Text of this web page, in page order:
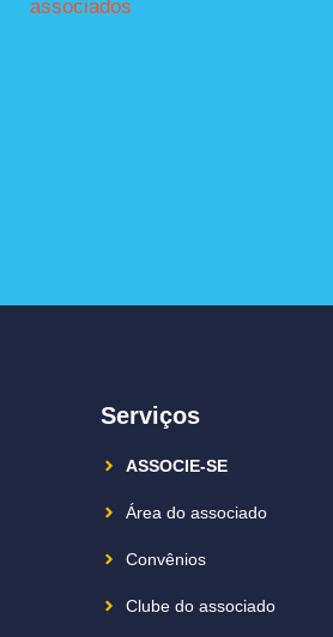
associados
Serviços
ASSOCIE-SE
Área do associado
Convênios
Clube do associado